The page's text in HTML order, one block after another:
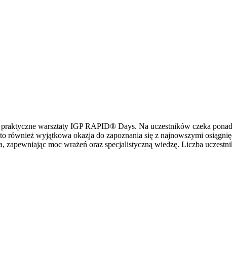
warsztaty IGP RAPID® Days. Na uczestników czeka
również wyjątkowa okazja do zapoznania się z najnowszymi
zapewniając moc wrażeń oraz specjalistyczną wiedzę. Liczba